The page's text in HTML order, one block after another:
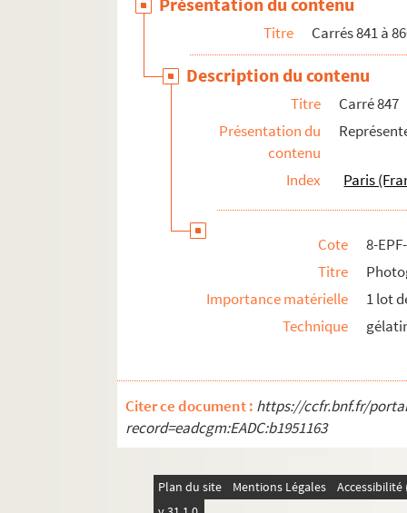
Titre Carrés 841 à
Description du contenu
Titre
Carré 847
Présentation du
contenu
Index Paris
Cote
8-
Titre
Importance matérielle
1 lot
Technique
Citer ce document : https://ccfr.bnf.fr/
record=eadcgm:EADC:b1951163
Plan du site Mentions Légales